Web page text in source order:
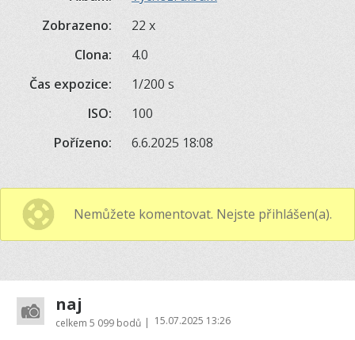
Zobrazeno:
22 x
Clona:
4.0
Čas expozice:
1/200 s
ISO:
100
Pořízeno:
6.6.2025 18:08
Nemůžete komentovat. Nejste přihlášen(a).
naj
celkem 5 099 bodů | 15.07.2025 13:26